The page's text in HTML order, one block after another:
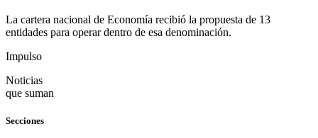
La cartera nacional de Economía recibió la propuesta de 13
entidades para operar dentro de esa denominación.
Impulso
Noticias
que suman
Secciones